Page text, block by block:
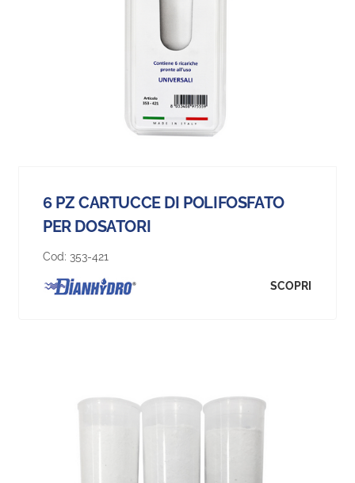
6 PZ CARTUCCE DI POLIFOSFATO
PER DOSATORI
Cod: 353-421
SCOPRI